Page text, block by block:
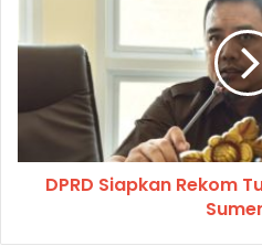
DPRD Siapkan Rekom